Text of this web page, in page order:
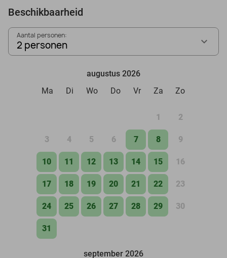
Beschikbaarheid
Aantal personen:
2 personen
augustus 2026
Ma
Di Wo Do Vr Za Zo
1 2
3 4 5 6 7 8 9
10 11 12 13 14 15 16
17 18 19 20 21 22 23
24 25 26 27 28 29 30
31
september 2026